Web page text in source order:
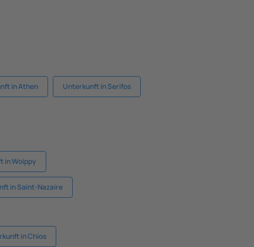
in Athen Unterkunft in Serifos
in Woippy
in Saint-Nazaire
in Chios